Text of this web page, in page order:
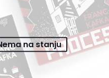
na stanju